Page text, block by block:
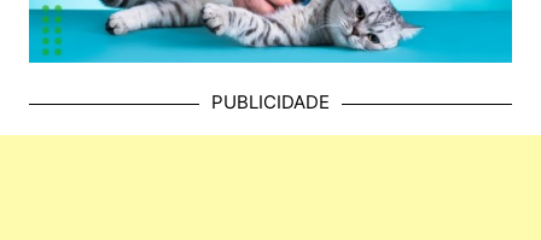
PUBLICIDADE